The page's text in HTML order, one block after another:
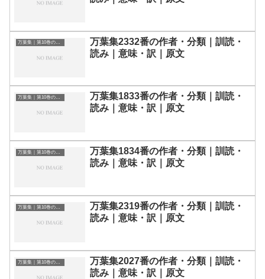
万葉集｜第10巻の和歌一覧
万葉集2332番の作者・分類｜訓読・
読み｜意味・訳｜原文
万葉集｜第10巻の和歌一覧
万葉集1833番の作者・分類｜訓読・
読み｜意味・訳｜原文
万葉集｜第10巻の和歌一覧
万葉集1834番の作者・分類｜訓読・
読み｜意味・訳｜原文
万葉集｜第10巻の和歌一覧
万葉集2319番の作者・分類｜訓読・
読み｜意味・訳｜原文
万葉集｜第10巻の和歌一覧
万葉集2027番の作者・分類｜訓読・
読み｜意味・訳｜原文